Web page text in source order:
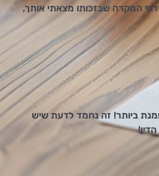
המקרה שבזכותו מצאתי אותך,
ביותר! זה נחמד לדעת שיש